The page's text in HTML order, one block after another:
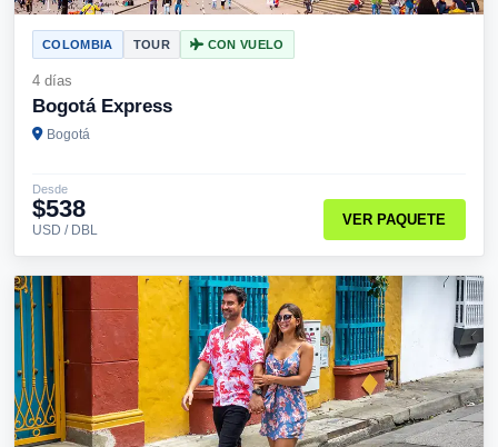
COLOMBIA TOUR CON VUELO
4 días
Bogotá Express
Bogotá
Desde
$538
USD / DBL
VER PAQUETE